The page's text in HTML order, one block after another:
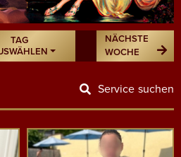
TAG
NÄCHSTE
WOCHE
Service suchen